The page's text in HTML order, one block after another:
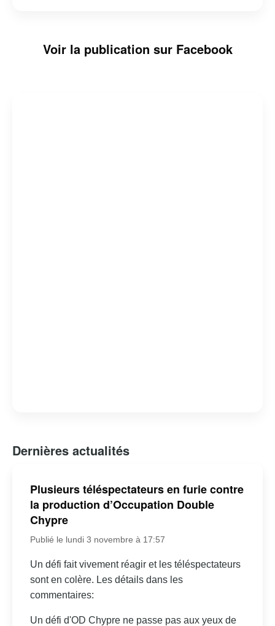
Voir la publication sur Facebook
Dernières actualités
Plusieurs téléspectateurs en furie contre
la production d’Occupation Double
Chypre
Publié le lundi 3 novembre à 17:57
Un défi fait vivement réagir et les téléspectateurs
sont en colère. Les détails dans les
commentaires:
Un défi d'OD Chypre ne passe pas aux yeux de